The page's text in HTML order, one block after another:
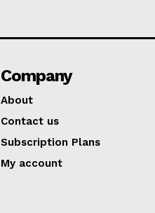
Company
About
Contact us
Subscription Plans
My account